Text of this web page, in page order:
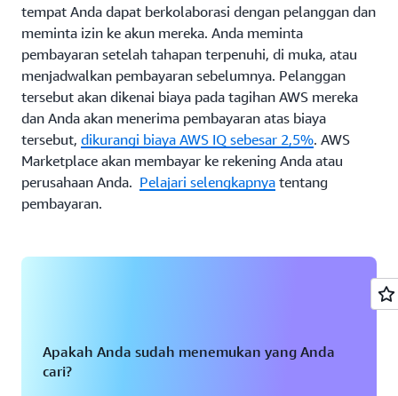
tempat Anda dapat berkolaborasi dengan pelanggan dan
meminta izin ke akun mereka. Anda meminta
pembayaran setelah tahapan terpenuhi, di muka, atau
menjadwalkan pembayaran sebelumnya. Pelanggan
tersebut akan dikenai biaya pada tagihan AWS mereka
dan Anda akan menerima pembayaran atas biaya
tersebut, dikurangi biaya AWS IQ sebesar 2,5%. AWS
Marketplace akan membayar ke rekening Anda atau
perusahaan Anda. Pelajari selengkapnya tentang
pembayaran.
Apakah Anda sudah menemukan yang Anda
cari?